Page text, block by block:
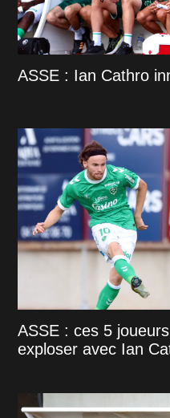
ASSE : Ian Cathro
ASSE : ces 5
exploser avec Ian